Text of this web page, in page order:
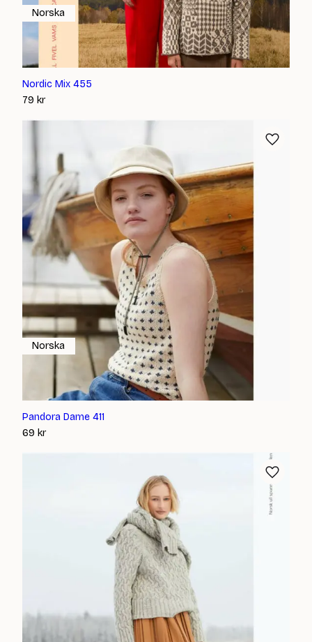
Nordic Mix 455
79 kr
Norska
Pandora Dame 411
69 kr
Norska